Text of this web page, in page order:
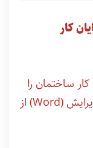
کار
ساختمان را
در دو فرمت قابل چاپ (PDF) و قابل ویرایش (Word) از